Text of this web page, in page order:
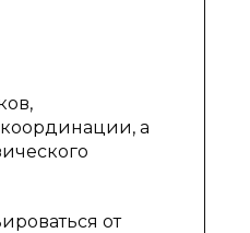
а
от